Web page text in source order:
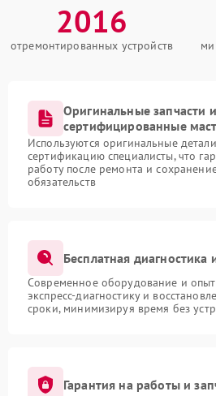
2016
отремонтированных устройств
Оригинальные запчасти и
сертифицированные
Используются оригинальные
сертификацию специалисты, что
работу после ремонта и
обязательств
Бесплатная
Современное оборудование и
экспресс-диагностику и
сроки, минимизируя время без
Гарантия на работы и